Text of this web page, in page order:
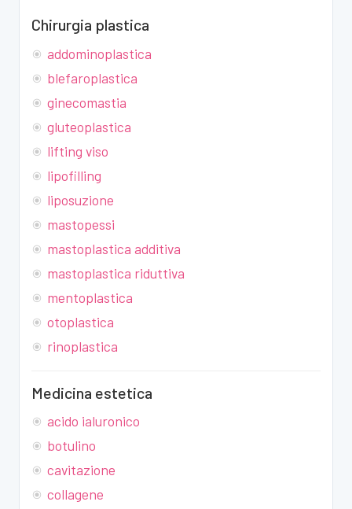
Chirurgia plastica
addominoplastica
blefaroplastica
ginecomastia
gluteoplastica
lifting viso
lipofilling
liposuzione
mastopessi
mastoplastica additiva
mastoplastica riduttiva
mentoplastica
otoplastica
rinoplastica
Medicina estetica
acido ialuronico
botulino
cavitazione
collagene